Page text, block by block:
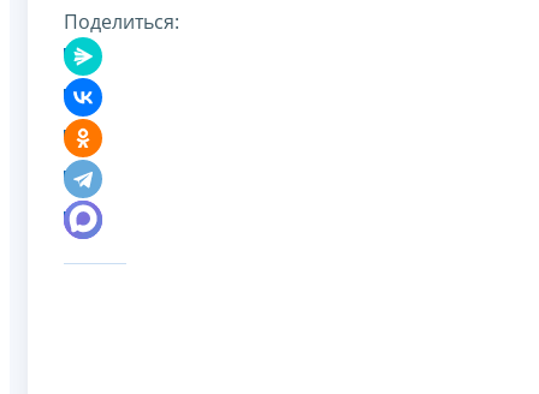
Поделиться: